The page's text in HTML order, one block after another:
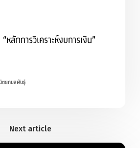
หลักการวิเคราะห์งบการเงิน”
ยกมลพันธุ์